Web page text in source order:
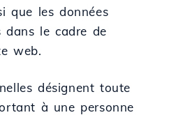
que les données
dans le cadre de
web.
désignent toute
à une personne